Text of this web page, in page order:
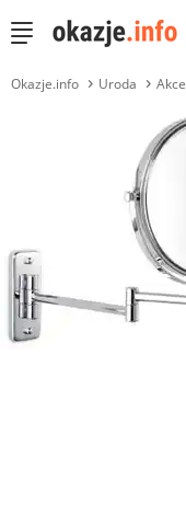
Okazje.info Uroda